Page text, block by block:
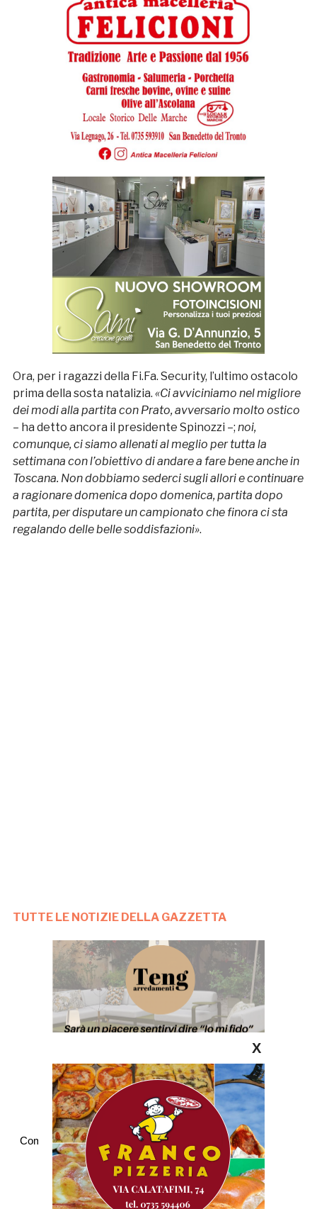
Ora, per i ragazzi della Fi.Fa. Security, l’ultimo ostacolo
prima della sosta natalizia. «Ci avviciniamo nel migliore
dei modi alla partita con Prato, avversario molto ostico
– ha detto ancora il presidente Spinozzi –; noi,
comunque, ci siamo allenati al meglio per tutta la
settimana con l’obiettivo di andare a fare bene anche in
Toscana. Non dobbiamo sederci sugli allori e continuare
a ragionare domenica dopo domenica, partita dopo
partita, per disputare un campionato che finora ci sta
regalando delle belle soddisfazioni».
TUTTE LE NOTIZIE DELLA GAZZETTA
Commenti
X